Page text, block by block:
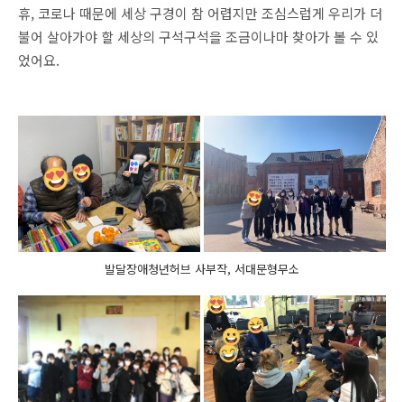
휴, 코로나 때문에 세상 구경이 참 어렵지만 조심스럽게 우리가 더
불어 살아가야 할 세상의 구석구석을 조금이나마 찾아가 볼 수 있
었어요.
발달장애청년허브 사부작, 서대문형무소